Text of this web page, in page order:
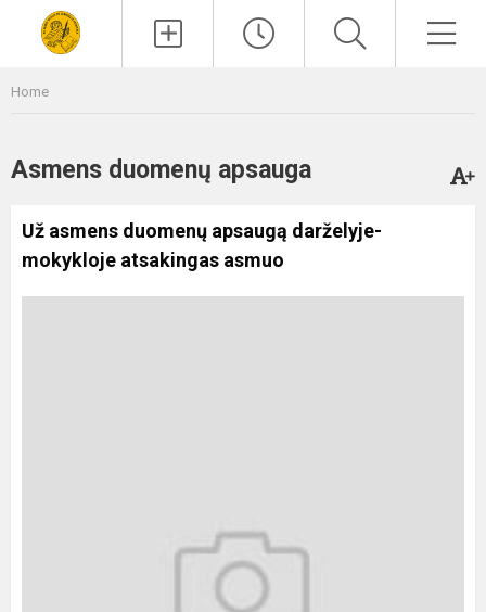
Home
Asmens duomenų apsauga
Už asmens duomenų apsaugą darželyje-
mokykloje atsakingas asmuo